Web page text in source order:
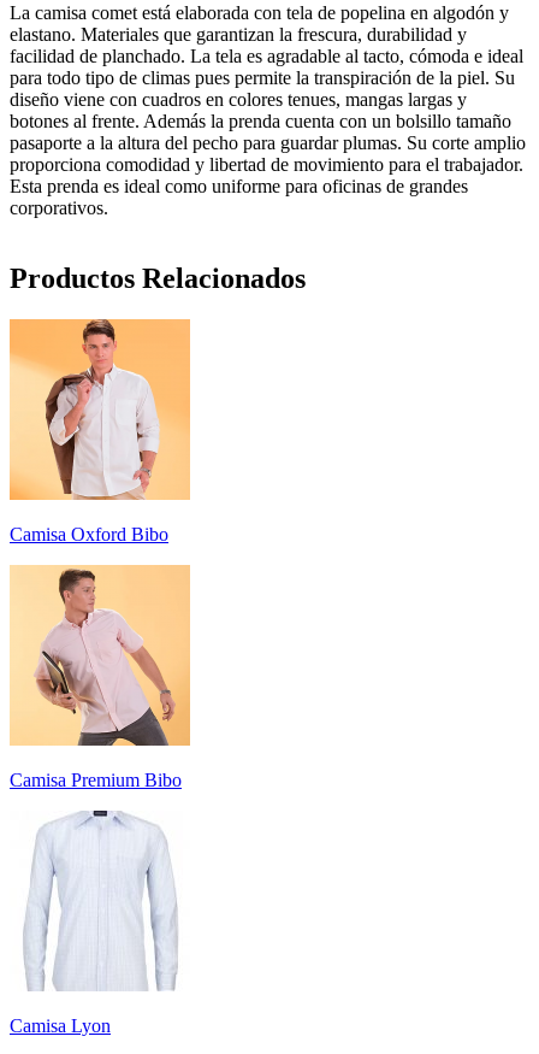
La camisa comet está elaborada con tela de popelina en algodón y
elastano. Materiales que garantizan la frescura, durabilidad y
facilidad de planchado. La tela es agradable al tacto, cómoda e ideal
para todo tipo de climas pues permite la transpiración de la piel. Su
diseño viene con cuadros en colores tenues, mangas largas y
botones al frente. Además la prenda cuenta con un bolsillo tamaño
pasaporte a la altura del pecho para guardar plumas. Su corte amplio
proporciona comodidad y libertad de movimiento para el trabajador.
Esta prenda es ideal como uniforme para oficinas de grandes
corporativos.
Productos Relacionados
Camisa Oxford Bibo
Camisa Premium Bibo
Camisa Lyon